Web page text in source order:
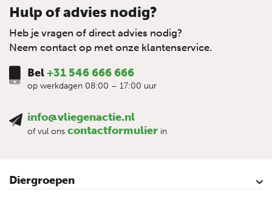
Hulp of advies nodig?
Heb je vragen of direct advies nodig?
Neem contact op met onze klantenservice.
Bel+31 546 666 666
op werkdagen 08:00 – 17:00 uur
info@vliegenactie.nl
of vul ons contactformulier in
Diergroepen
Rundvee
Paarden
Schapen
Geiten
Varkens
Pluimvee